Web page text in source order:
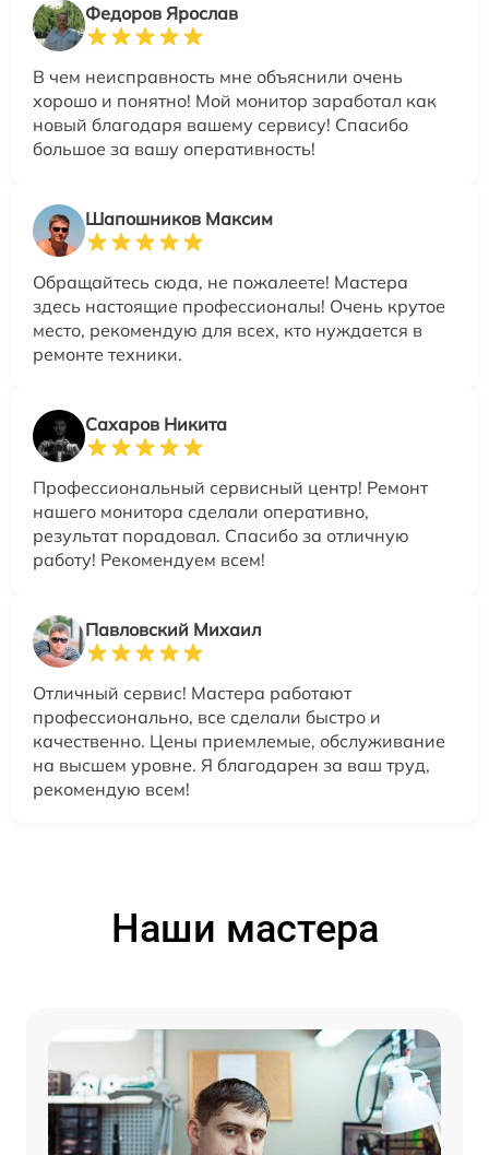
Федоров Ярослав
В чем неисправность мне объяснили очень
хорошо и понятно! Мой монитор заработал как
новый благодаря вашему сервису! Спасибо
большое за вашу оперативность!
Шапошников Максим
Обращайтесь сюда, не пожалеете! Мастера
здесь настоящие профессионалы! Очень крутое
место, рекомендую для всех, кто нуждается в
ремонте техники.
Сахаров Никита
Профессиональный сервисный центр! Ремонт
нашего монитора сделали оперативно,
результат порадовал. Спасибо за отличную
работу! Рекомендуем всем!
Павловский Михаил
Отличный сервис! Мастера работают
профессионально, все сделали быстро и
качественно. Цены приемлемые, обслуживание
на высшем уровне. Я благодарен за ваш труд,
рекомендую всем!
Наши мастера